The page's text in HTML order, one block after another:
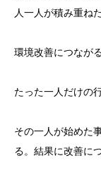
人一人が積み重ね
環境改善につなが
たった一人だけの
その一人が始めた
る。結果に改善に